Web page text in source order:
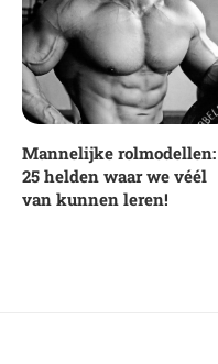
Mannelijke rolmodellen:
25 helden waar we véél
van kunnen leren!